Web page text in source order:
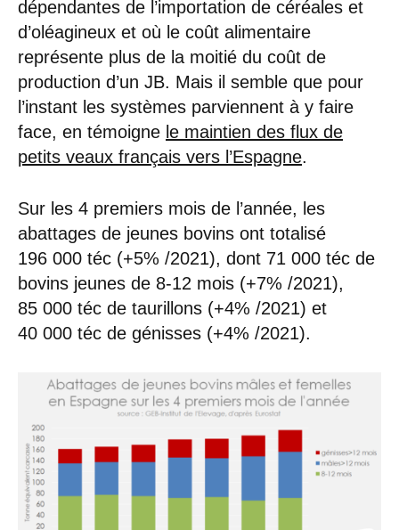
dépendantes de l’importation de céréales et
d’oléagineux et où le coût alimentaire
représente plus de la moitié du coût de
production d’un JB. Mais il semble que pour
l’instant les systèmes parviennent à y faire
face, en témoigne le maintien des flux de
petits veaux français vers l’Espagne.
Sur les 4 premiers mois de l’année, les
abattages de jeunes bovins ont totalisé
196 000 téc (+5% /2021), dont 71 000 téc de
bovins jeunes de 8-12 mois (+7% /2021),
85 000 téc de taurillons (+4% /2021) et
40 000 téc de génisses (+4% /2021).